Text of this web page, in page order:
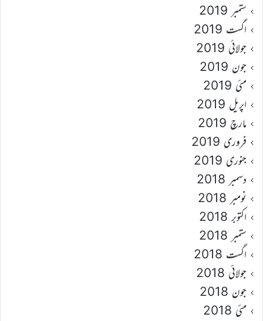
ستمبر 2019
اگست 2019
جولائی 2019
جون 2019
مئی 2019
اپریل 2019
مارچ 2019
فروری 2019
جنوری 2019
دسمبر 2018
نومبر 2018
اکتوبر 2018
ستمبر 2018
اگست 2018
جولائی 2018
جون 2018
مئی 2018